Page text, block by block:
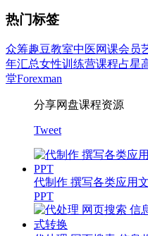
热门标签
众筹趣豆教室中医网课会员
年汇总女性训练营课程占星
堂Forexman
分享网盘课程资源
Tweet
代制作 撰写各类应用
PPT